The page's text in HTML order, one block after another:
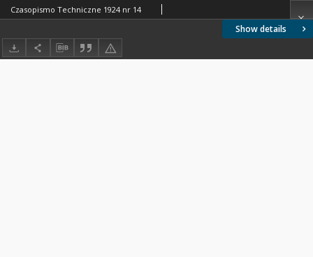
Show details
Czasopismo Techniczne 1924 nr 14